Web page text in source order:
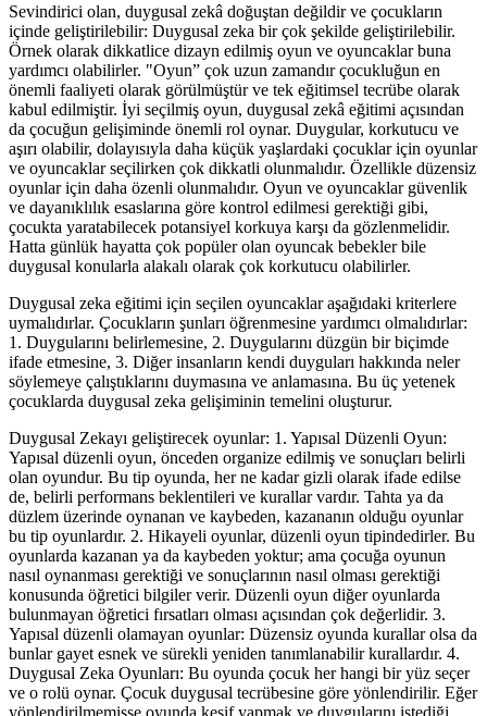
Sevindirici olan, duygusal zekâ doğuştan değildir ve çocukların
içinde geliştirilebilir: Duygusal zeka bir çok şekilde geliştirilebilir.
Örnek olarak dikkatlice dizayn edilmiş oyun ve oyuncaklar buna
yardımcı olabilirler. "Oyun” çok uzun zamandır çocukluğun en
önemli faaliyeti olarak görülmüştür ve tek eğitimsel tecrübe olarak
kabul edilmiştir. İyi seçilmiş oyun, duygusal zekâ eğitimi açısından
da çocuğun gelişiminde önemli rol oynar. Duygular, korkutucu ve
aşırı olabilir, dolayısıyla daha küçük yaşlardaki çocuklar için oyunlar
ve oyuncaklar seçilirken çok dikkatli olunmalıdır. Özellikle düzensiz
oyunlar için daha özenli olunmalıdır. Oyun ve oyuncaklar güvenlik
ve dayanıklılık esaslarına göre kontrol edilmesi gerektiği gibi,
çocukta yaratabilecek potansiyel korkuya karşı da gözlenmelidir.
Hatta günlük hayatta çok popüler olan oyuncak bebekler bile
duygusal konularla alakalı olarak çok korkutucu olabilirler.
Duygusal zeka eğitimi için seçilen oyuncaklar aşağıdaki kriterlere
uymalıdırlar. Çocukların şunları öğrenmesine yardımcı olmalıdırlar:
1. Duygularını belirlemesine, 2. Duygularını düzgün bir biçimde
ifade etmesine, 3. Diğer insanların kendi duyguları hakkında neler
söylemeye çalıştıklarını duymasına ve anlamasına. Bu üç yetenek
çocuklarda duygusal zeka gelişiminin temelini oluşturur.
Duygusal Zekayı geliştirecek oyunlar: 1. Yapısal Düzenli Oyun:
Yapısal düzenli oyun, önceden organize edilmiş ve sonuçları belirli
olan oyundur. Bu tip oyunda, her ne kadar gizli olarak ifade edilse
de, belirli performans beklentileri ve kurallar vardır. Tahta ya da
düzlem üzerinde oynanan ve kaybeden, kazananın olduğu oyunlar
bu tip oyunlardır. 2. Hikayeli oyunlar, düzenli oyun tipindedirler. Bu
oyunlarda kazanan ya da kaybeden yoktur; ama çocuğa oyunun
nasıl oynanması gerektiği ve sonuçlarının nasıl olması gerektiği
konusunda öğretici bilgiler verir. Düzenli oyun diğer oyunlarda
bulunmayan öğretici fırsatları olması açısından çok değerlidir. 3.
Yapısal düzenli olamayan oyunlar: Düzensiz oyunda kurallar olsa da
bunlar gayet esnek ve sürekli yeniden tanımlanabilir kurallardır. 4.
Duygusal Zeka Oyunları: Bu oyunda çocuk her hangi bir yüz seçer
ve o rolü oynar. Çocuk duygusal tecrübesine göre yönlendirilir. Eğer
yönlendirilmemişse oyunda keşif yapmak ve duygularını istediği